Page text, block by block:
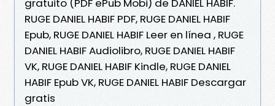
gratuito (PDF ePub Mobi) de DANIEL HABIF.
RUGE DANIEL HABIF PDF, RUGE DANIEL HABIF
Epub, RUGE DANIEL HABIF Leer en línea , RUGE
DANIEL HABIF Audiolibro, RUGE DANIEL HABIF
VK, RUGE DANIEL HABIF Kindle, RUGE DANIEL
HABIF Epub VK, RUGE DANIEL HABIF Descargar
gratis